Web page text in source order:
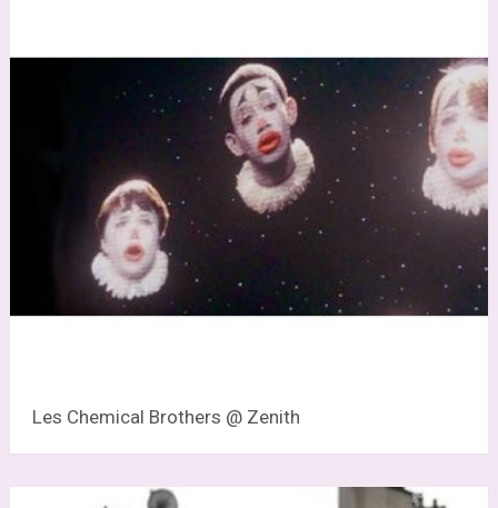
Les Chemical Brothers @ Zenith